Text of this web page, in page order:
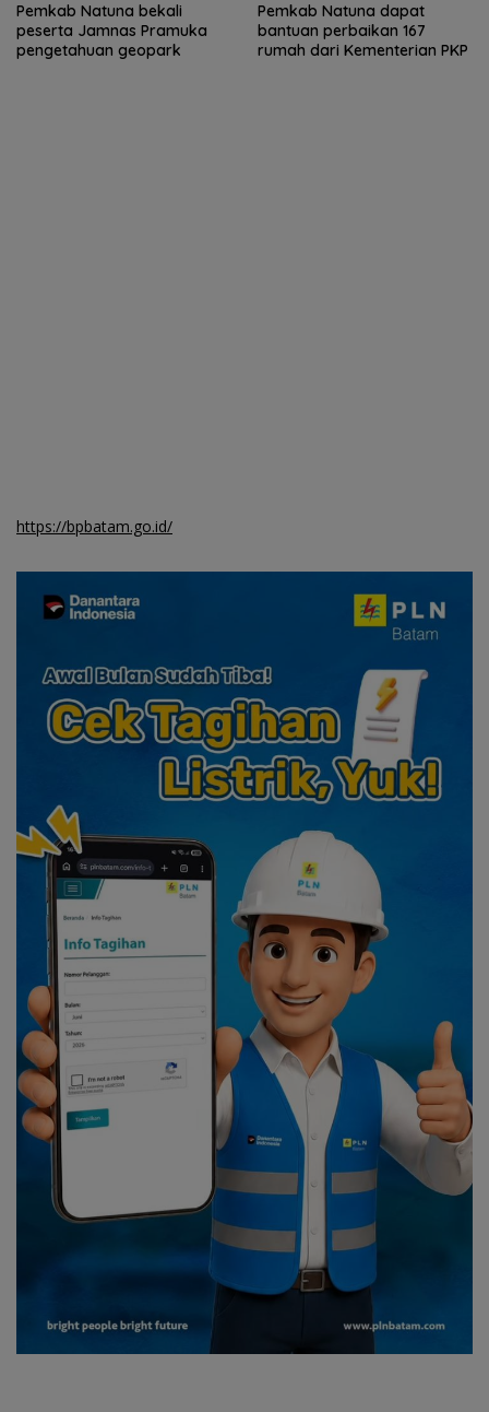
Pemkab Natuna bekali
peserta Jamnas Pramuka
pengetahuan geopark
Pemkab Natuna dapat
bantuan perbaikan 167
rumah dari Kementerian PKP
https://bpbatam.go.id/